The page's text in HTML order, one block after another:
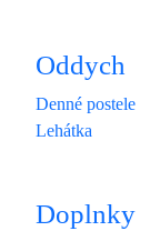
Oddych
Denné postele
Lehátka
Doplnky